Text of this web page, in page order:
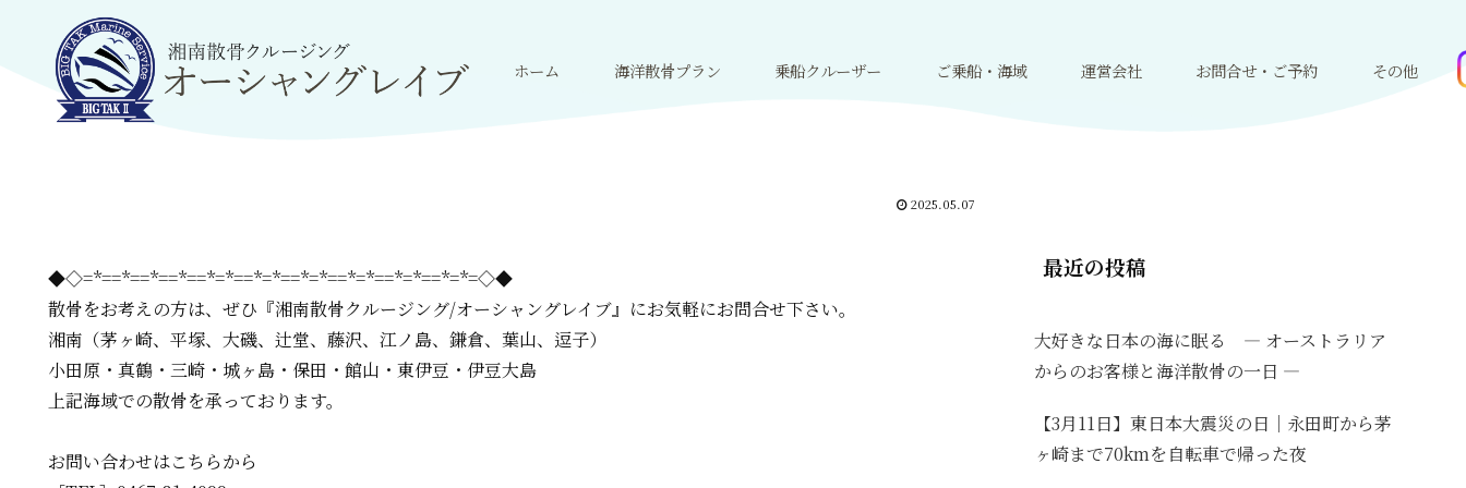
ホーム 海洋散骨プラン 乗船クルーザー ご乗船・海域 運営会社 お問合せ・ご予約 その他
2025.05.07
◆◇=*==*==*==*==*=*==*=*==*=*==*=*==*=*==*=*=◇◆
散骨をお考えの方は、 ぜひ『湘南散骨クルージング/オーシャングレイブ』にお気軽にお問合せ下さい。
湘南（茅ヶ崎、平塚、大磯、辻堂、藤沢、江ノ島、鎌倉、葉山、逗子）
小田原・真鶴・三崎・城ヶ島・保田・館山・東伊豆・伊豆大島
上記海域での散骨を承っております。
お問い合わせはこちらから
最近の投稿
大好きな日本の海に眠る ― オーストラリア
からのお客様と海洋散骨の一日 ―
【3月11日】東日本大震災の日｜永田町から茅
ヶ崎まで70kmを自転車で帰った夜